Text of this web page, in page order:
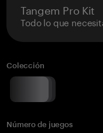
Tangem Pro Kit
Todo lo que
Colección
Número de juegos